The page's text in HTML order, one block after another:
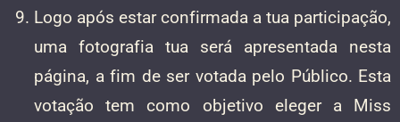
Logo após estar confirmada a tua participação,
uma fotografia tua será apresentada nesta
página, a fim de ser votada pelo Público. Esta
votação tem como objetivo eleger a Miss